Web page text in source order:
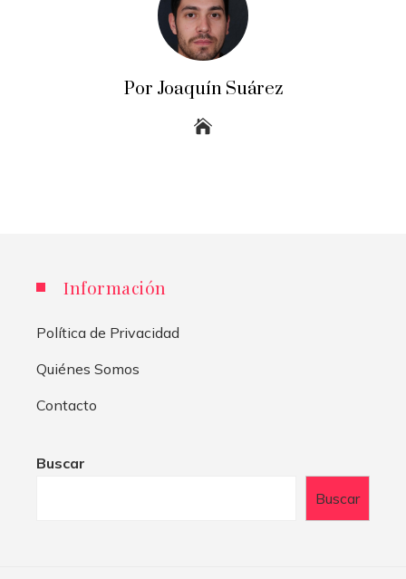
Por Joaquín Suárez
Información
Política de Privacidad
Quiénes Somos
Contacto
Buscar
Buscar